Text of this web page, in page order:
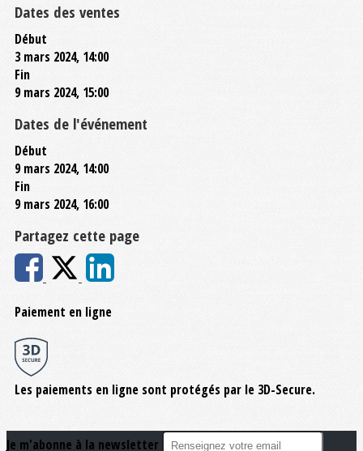
Dates des ventes
Début
3 mars 2024, 14:00
Fin
9 mars 2024, 15:00
Dates de l'événement
Début
9 mars 2024, 14:00
Fin
9 mars 2024, 16:00
Partagez cette page
Paiement en ligne
Les paiements en ligne sont protégés par le 3D-Secure.
Je m'abonne à la newsletter